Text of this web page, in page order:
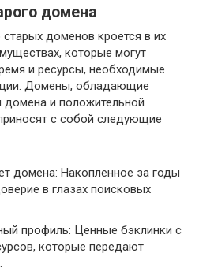
домена
доменов кроется в их
которые могут
и ресурсы, необходимые
Домены, обладающие
домена и положительной
с собой следующие
домена: Накопленное за годы
в глазах поисковых
профиль: Ценные бэклинки с
которые передают